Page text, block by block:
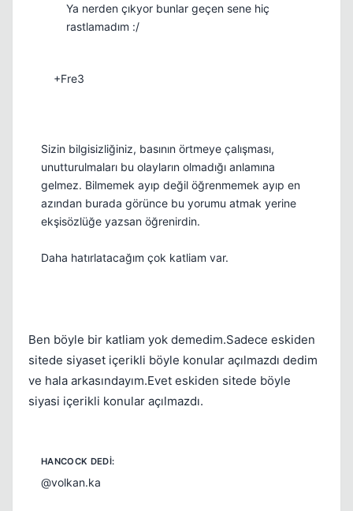
Ya nerden çıkyor bunlar geçen sene hiç
rastlamadım :/
+Fre3
Sizin bilgisizliğiniz, basının örtmeye çalışması,
unutturulmaları bu olayların olmadığı anlamına
gelmez. Bilmemek ayıp değil öğrenmemek ayıp en
azından burada görünce bu yorumu atmak yerine
ekşisözlüğe yazsan öğrenirdin.
Daha hatırlatacağım çok katliam var.
Ben böyle bir katliam yok demedim.Sadece eskiden
sitede siyaset içerikli böyle konular açılmazdı dedim
ve hala arkasındayım.Evet eskiden sitede böyle
siyasi içerikli konular açılmazdı.
@volkan.ka